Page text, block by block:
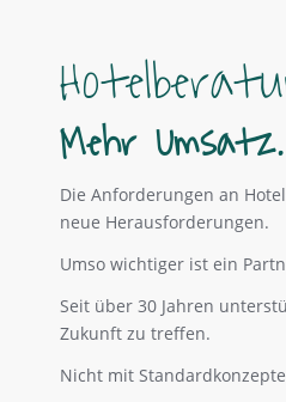
Mehr
Die Anforderungen an
neue Herausforderungen.
Umso wichtiger ist ein
Seit über 30 Jahren
Zukunft zu treffen.
Nicht mit